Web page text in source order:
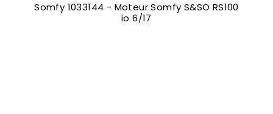
Somfy 1033144 - Moteur Somfy S&SO RS100
io 6/17